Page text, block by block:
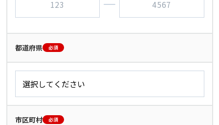
都道府県 必須
市区町村 必須